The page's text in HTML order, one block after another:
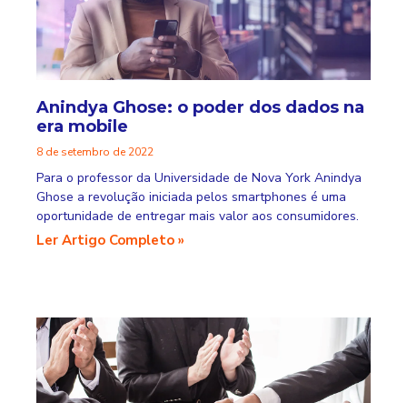
Anindya Ghose: o poder dos dados na
era mobile
8 de setembro de 2022
Para o professor da Universidade de Nova York Anindya
Ghose a revolução iniciada pelos smartphones é uma
oportunidade de entregar mais valor aos consumidores.
Ler Artigo Completo »